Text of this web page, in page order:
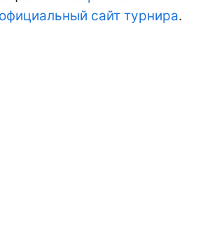
официальный сайт турнира.